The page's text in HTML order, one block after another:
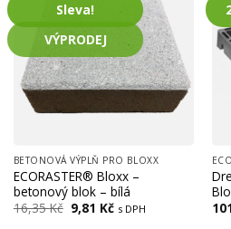
Sleva!
VÝPRODEJ
BETONOVÁ VÝPLŇ PRO BLOXX
ECORASTER® Bloxx –
betonový blok – bílá
16,35Kč Původní
cena
9,81 KčAktuální
s DPH